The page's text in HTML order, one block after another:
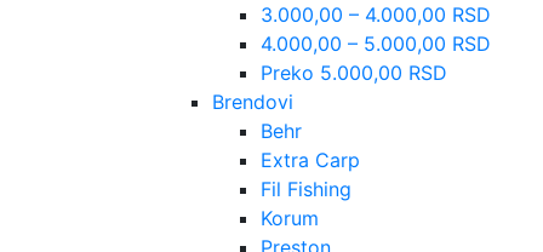
3.000,00 – 4.000,00 RSD
4.000,00 – 5.000,00 RSD
Preko 5.000,00 RSD
Brendovi
Behr
Extra Carp
Fil Fishing
Korum
Preston